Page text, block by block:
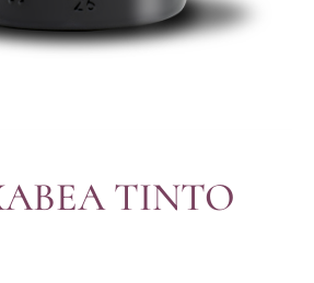
TINTO